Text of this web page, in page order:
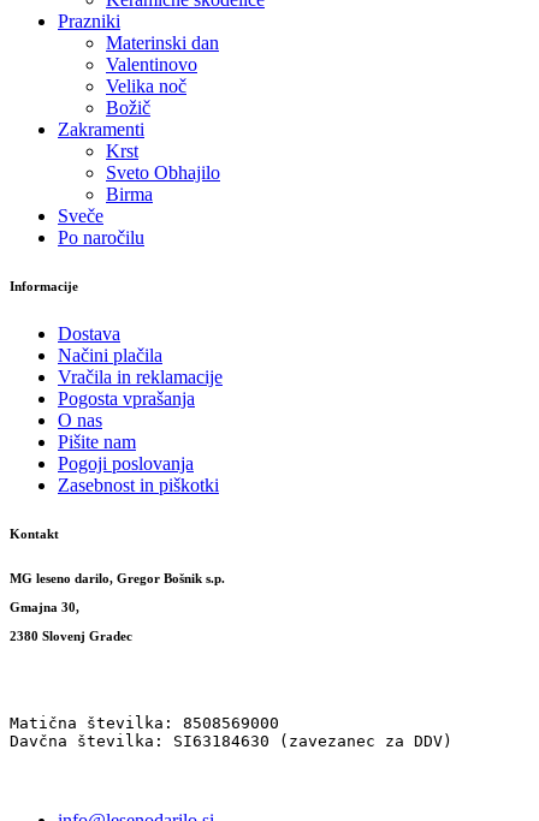
Prazniki
Materinski dan
Valentinovo
Velika noč
Božič
Zakramenti
Krst
Sveto Obhajilo
Birma
Sveče
Po naročilu
Informacije
Dostava
Načini plačila
Vračila in reklamacije
Pogosta vprašanja
O nas
Pišite nam
Pogoji poslovanja
Zasebnost in piškotki
Kontakt
MG leseno darilo, Gregor Bošnik s.p.
Gmajna 30,
2380 Slovenj Gradec
Matična številka: 8508569000
Davčna številka: SI63184630 (zavezanec za DDV)